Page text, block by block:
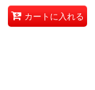
カートに入れる